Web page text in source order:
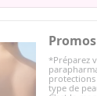
*Préparez
type de